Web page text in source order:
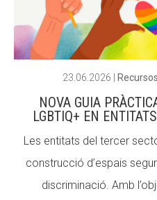
23.06.2026
NOVA GUIA
LGBTIQ+ EN
Les entitats del tercer
construcció d’espais
discriminació. Amb